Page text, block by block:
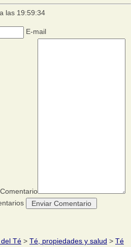
las 19:59:34
E-mail
Comentario
Té > Té, propiedades y salud > Té